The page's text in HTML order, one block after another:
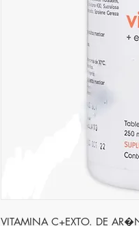
VITAMINA C+EXTO. DE